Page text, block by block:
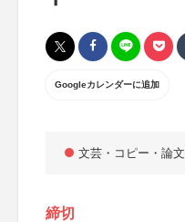
Googleカレンダーに追加
文芸・コピー・論文
締切